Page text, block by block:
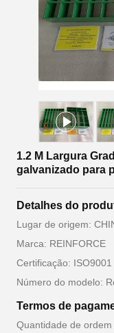
1.2 M Largura
galvanizado para
Detalhes do
Lugar de origem:
Marca: REINFORCE
Certificação: ISO9001
Número do modelo:
Termos de
Quantidade de